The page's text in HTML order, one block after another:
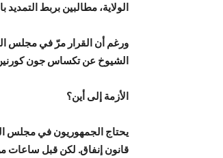
الولاية، مطالبين بربط
الشيوخ عن تكساس جون
الأزمة إلى أين؟
قانون إنفاق. لكن قبل ساعات